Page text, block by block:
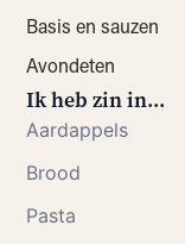
Basis en sauzen
Avondeten
Ik heb zin in...
Aardappels
Brood
Pasta